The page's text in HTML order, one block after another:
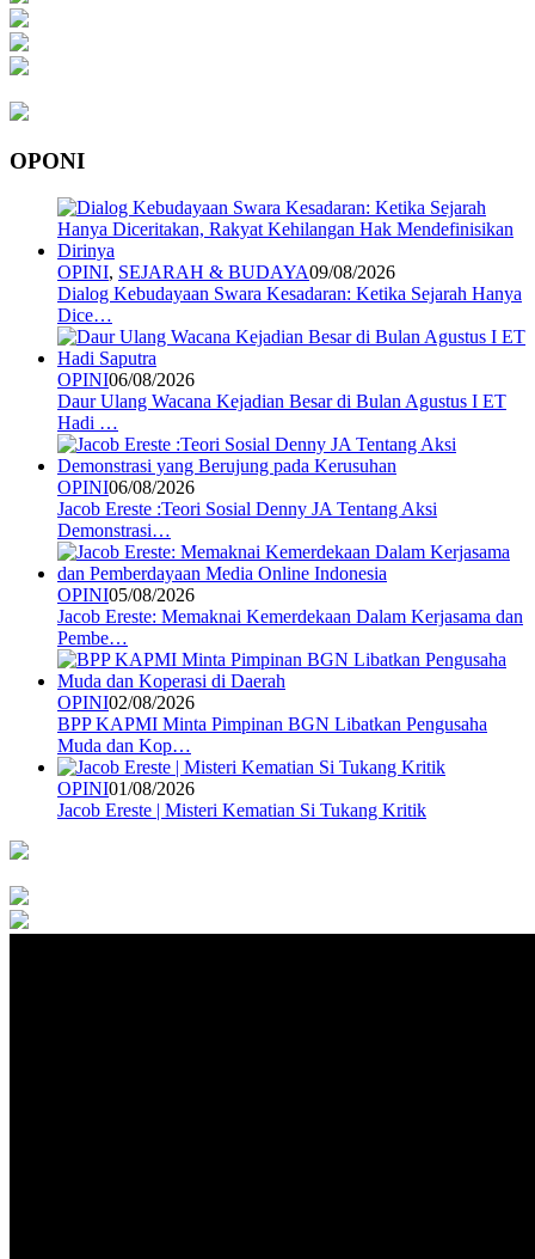
OPONI
OPINI, SEJARAH & BUDAYA09/08/2026
Dialog Kebudayaan Swara Kesadaran: Ketika Sejarah Hanya
Dice…
OPINI06/08/2026
Daur Ulang Wacana Kejadian Besar di Bulan Agustus I ET
Hadi …
OPINI06/08/2026
Jacob Ereste :Teori Sosial Denny JA Tentang Aksi
Demonstrasi…
OPINI05/08/2026
Jacob Ereste: Memaknai Kemerdekaan Dalam Kerjasama dan
Pembe…
OPINI02/08/2026
BPP KAPMI Minta Pimpinan BGN Libatkan Pengusaha
Muda dan Kop…
OPINI01/08/2026
Jacob Ereste | Misteri Kematian Si Tukang Kritik